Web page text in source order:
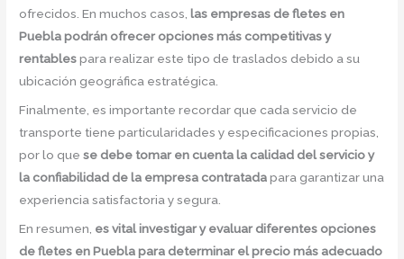
ofrecidos. En muchos casos, las empresas de fletes en
Puebla podrán ofrecer opciones más competitivas y
rentablespara realizar este tipo de traslados debido a su
ubicación geográfica estratégica.
Finalmente, es importante recordar que cada servicio de
transporte tiene particularidades y especificaciones propias,
por lo quese debe tomar en cuenta la calidad del servicio y
la confiabilidad de la empresa contratadapara garantizar una
experiencia satisfactoria y segura.
En resumen, es vital investigar y evaluar diferentes opciones
de fletes en Puebla para determinar el precio más adecuado